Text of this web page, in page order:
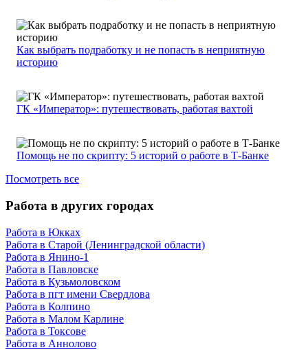
Как выбрать подработку и не попасть в неприятную
историю
ГК «Император»: путешествовать, работая вахтой
Помощь не по скрипту: 5 историй о работе в Т-Банке
Посмотреть все
Работа в других городах
Работа в Юкках
Работа в Старой (Ленинградской области)
Работа в Янино-1
Работа в Павловске
Работа в Кузьмоловском
Работа в пгт имени Свердлова
Работа в Колпино
Работа в Малом Карлине
Работа в Токсове
Работа в Аннолово